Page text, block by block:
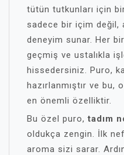
tütün tutkunları için
sadece bir içim değil,
deneyim sunar. Her
geçmiş ve ustalıkla
hissedersiniz. Puro,
hazırlanmıştır ve bu,
en önemli özelliktir.
Bu özel puro,tadım
oldukça zengin. İlk
aroma sizi sarar.